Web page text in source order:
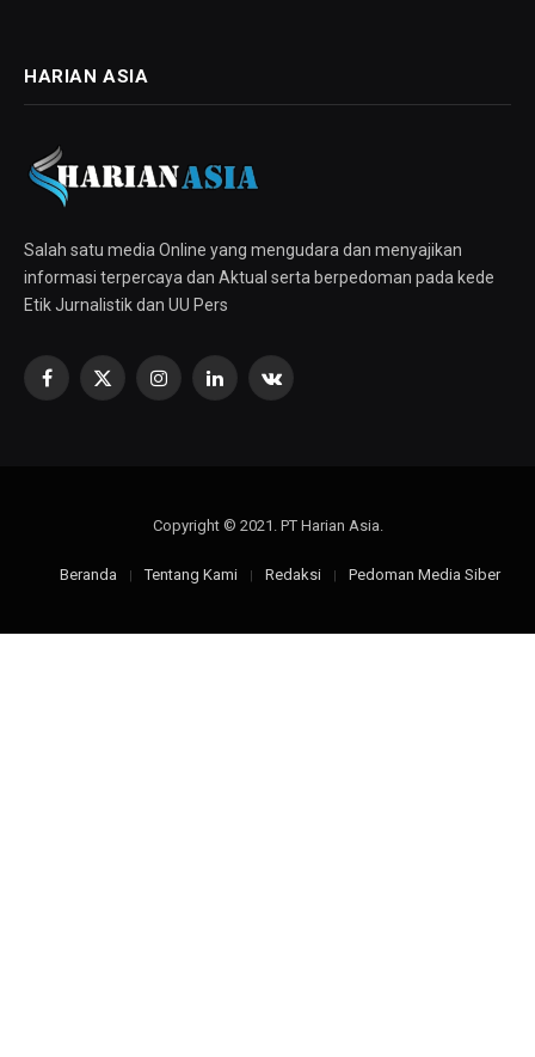
HARIAN ASIA
Salah satu media Online yang mengudara dan menyajikan
informasi terpercaya dan Aktual serta berpedoman pada kede
Etik Jurnalistik dan UU Pers
Facebook
X
InstagramLinkedInVKontakte
Copyright © 2021. PT Harian Asia.
Beranda Tentang Kami Redaksi Pedoman Media Siber